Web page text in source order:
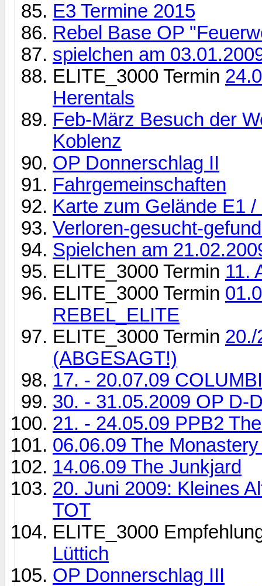
E3 Termine 2015
Rebel Base OP
spielchen am
ELITE_3000 Termin
Herentals
Feb-März Besuch der
Koblenz
OP Donnerschlag II
Fahrgemeinschaften
Karte zum Gelände E1
Verloren-gesucht-
Spielchen am
ELITE_3000 Termin 11.
ELITE_3000 Termin
REBEL_ELITE
ELITE_3000 Termin 20./
(ABGESAGT!)
17. - 20.07.09
30. - 31.05.2009 OP D-
21. - 24.05.09 PPB2
06.06.09 The
14.06.09 The Junkjard
20. Juni 2009: Kleines
TOT
ELITE_3000
Lüttich
OP Donnerschlag III